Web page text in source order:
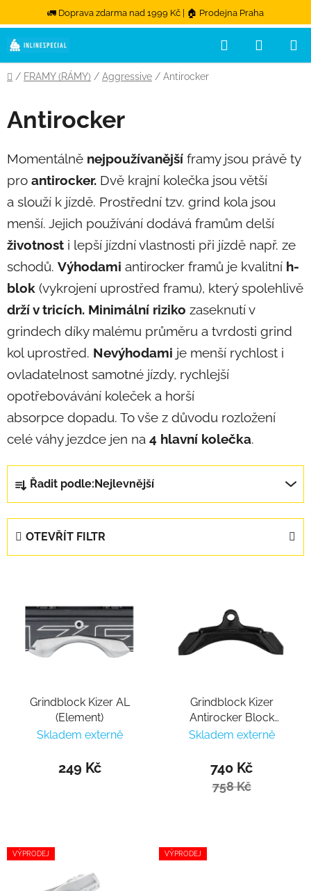
🚛 Doprava zdarma nad 1999 Kč | 🏠 Prodejna Praha
Přejít na obsah
Hledat
Domů
/ FRAMY (RÁMY) / Aggressive / Antirocker
Antirocker
Momentálně nejpoužívanější framy jsou právě ty
pro antirocker. Dvě krajní kolečka jsou větší
a slouží k jízdě. Prostřední tzv. grind kola jsou
menší. Jejich používání dodává framům delší
životnost i lepší jízdní vlastnosti při jízdě např. ze
schodů. Výhodami antirocker framů je kvalitní h-
blok (vykrojení uprostřed framu), který spolehlivě
drží v tricích. Minimální riziko zaseknutí v
grindech díky malému průměru a tvrdosti grind
kol uprostřed. Nevýhodami je menší rychlost i
ovladatelnost samotné jízdy, rychlejší
opotřebovávání koleček a horší
absorpce dopadu. To vše z důvodu rozložení
celé váhy jezdce jen na 4 hlavní kolečka.
Řazení produktů
Řadit podle: Nejlevnější
OTEVŘÍT FILTR
Grindblock Kizer AL
(Element)
Skladem externě
249 Kč
Grindblock Kizer
Antirocker Block
Unlimited
Skladem externě
740 Kč
758 Kč
VÝPRODEJ VÝPRODEJ